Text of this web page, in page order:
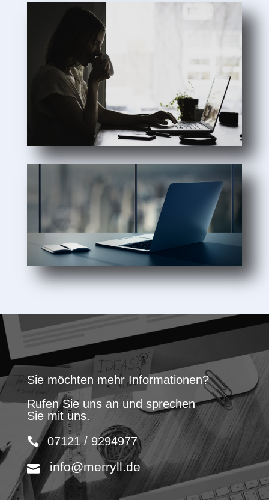
Sie möchten mehr Informationen?
Rufen Sie uns an und sprechen
Sie mit uns.
07121 / 9294977
info@merryll.de